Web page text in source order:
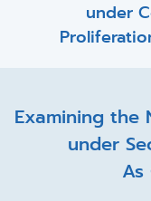
under
Examining the
under